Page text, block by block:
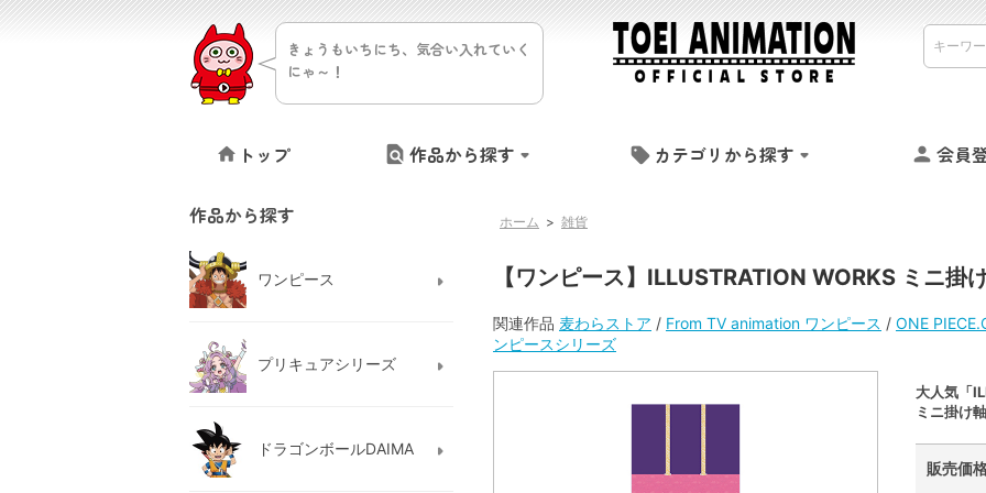
きょうもいちにち、気合い入れていく
にゃ～！
トップ 作品から探す カテゴリから探す 会員
ホーム > 雑貨
【ワンピース】ILLUSTRATION WORKS ミニ掛
関連作品 麦わらストア / From TV animation ワンピース / ONE
ンピースシリーズ
大人気「
ミニ掛け
販売価
作品から探す
ワンピース
プリキュアシリーズ
ドラゴンボールDAIMA